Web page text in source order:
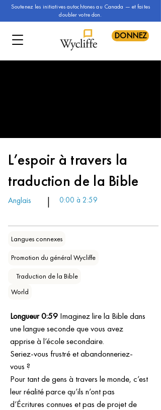
Soutenez les initiatives autochtones au Canada — et faites
doubler votre don.
DONNEZ
L’espoir à travers la
traduction de la Bible
Anglais | 0:00 à 2:59
Langues connexes
Promotion du général Wycliffe
⠀Traduction de la Bible
World
Longueur 0:59 Imaginez lire la Bible dans
une langue seconde que vous avez
apprise à l’école secondaire.
Seriez-vous frustré et abandonneriez-
vous ?
Pour tant de gens à travers le monde, c’est
leur réalité parce qu’ils n’ont pas
d’Écritures connues et pas de projet de